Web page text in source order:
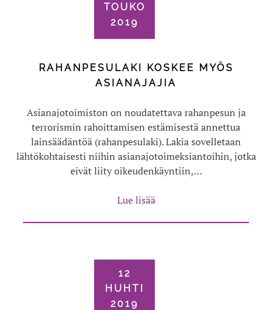
TOUKO
2019
RAHANPESULAKI KOSKEE MYÖS
ASIANAJAJIA
Asianajotoimiston on noudatettava rahanpesun ja
terrorismin rahoittamisen estämisestä annettua
lainsäädäntöä (rahanpesulaki). Lakia sovelletaan
lähtökohtaisesti niihin asianajotoimeksiantoihin, jotka
eivät liity oikeudenkäyntiin,…
Lue lisää
12
HUHTI
2019